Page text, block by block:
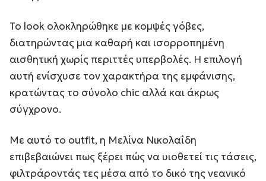
Το look ολοκληρώθηκε με κομψές γόβες,
διατηρώντας μια καθαρή και ισορροπημένη
αισθητική χωρίς περιττές υπερβολές. Η επιλογή
αυτή ενίσχυσε τον χαρακτήρα της εμφάνισης,
κρατώντας το σύνολο chic αλλά και άκρως
σύγχρονο.
Με αυτό το outfit, η Μελίνα Νικολαΐδη
επιβεβαιώνει πως ξέρει πώς να υιοθετεί τις τάσεις,
φιλτράροντάς τες μέσα από το δικό της νεανικό